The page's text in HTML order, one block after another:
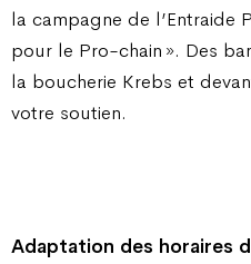
la campagne de l’Entraide
pour le Pro-chain ». Des
la boucherie Krebs et
votre soutien.
Adaptation des horaires